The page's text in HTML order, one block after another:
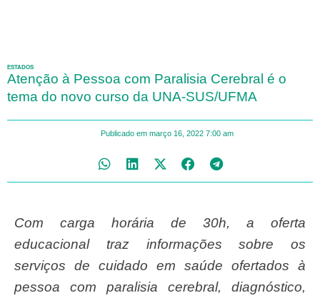
ESTADOS
Atenção à Pessoa com Paralisia Cerebral é o
tema do novo curso da UNA-SUS/UFMA
Publicado em março 16, 2022 7:00 am
Com carga horária de 30h, a oferta
educacional traz informações sobre os
serviços de cuidado em saúde ofertados à
pessoa com paralisia cerebral, diagnóstico,